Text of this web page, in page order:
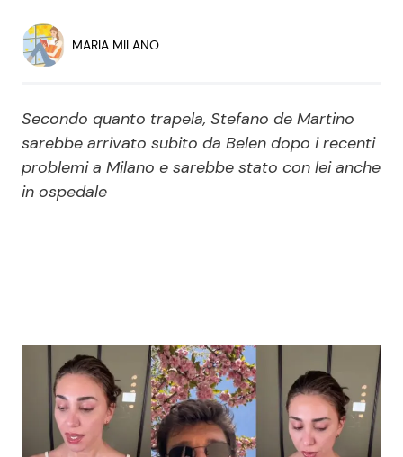
Economia
Persone Scomparse
Politica Reality e Talent
Soap Opera
News Spettacolo
Benessere Cucina e Ricette
MARIA MILANO
Secondo quanto trapela, Stefano de Martino
sarebbe arrivato subito da Belen dopo i recenti
problemi a Milano e sarebbe stato con lei anche
in ospedale